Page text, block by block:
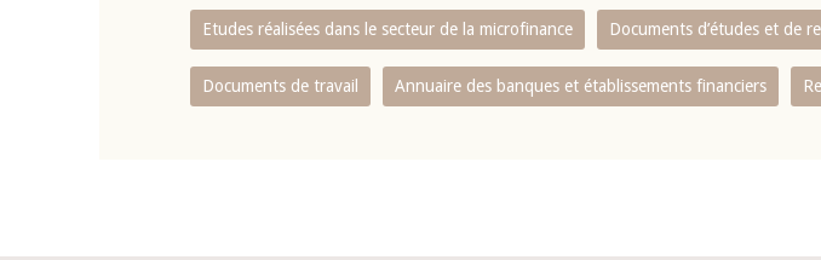
Etudes réalisées dans le secteur de la microfinance Documents d’études et de
Documents de travail Annuaire des banques et établissements financiers